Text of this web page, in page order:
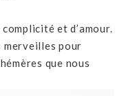
et d’amour.
merveilles pour
que nous